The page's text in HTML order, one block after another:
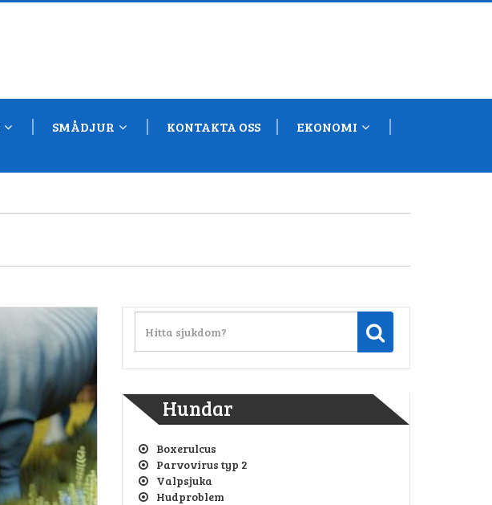
SMÅDJUR KONTAKTA OSS
EKONOMI
Hundar
Boxerulcus
Parvovirus typ 2
Valpsjuka
Hudproblem